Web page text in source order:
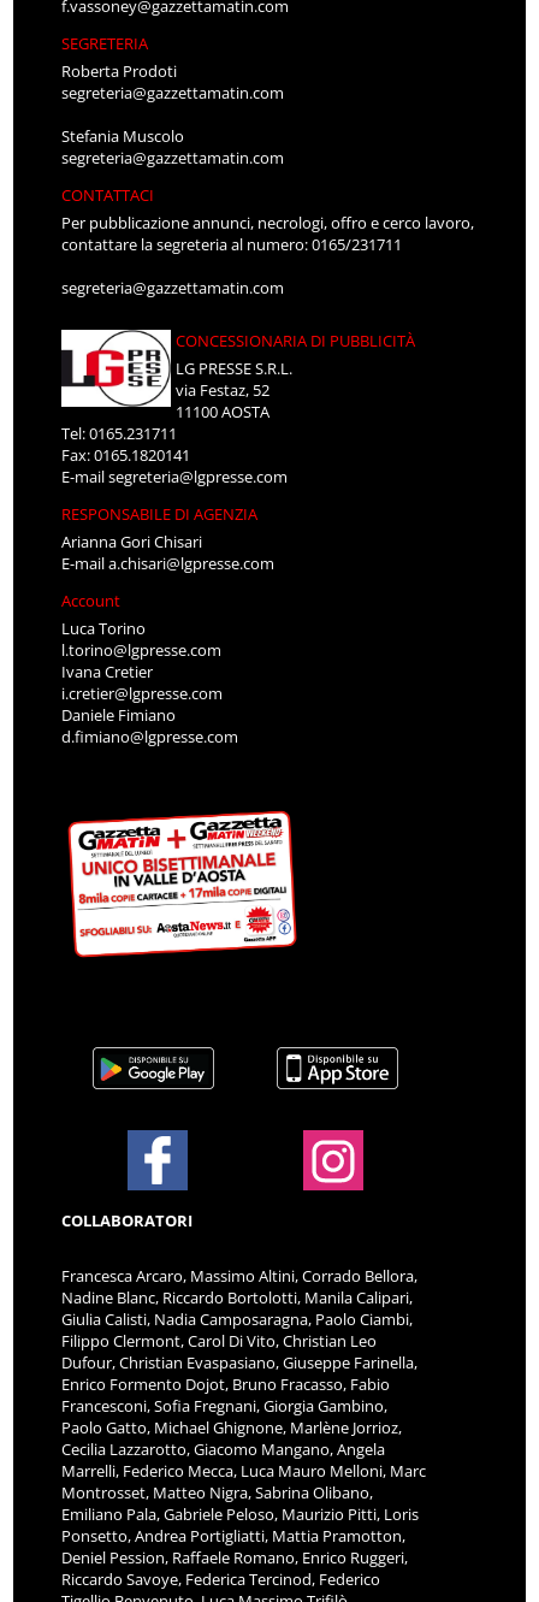
f.vassoney@gazzettamatin.com
SEGRETERIA
Roberta Prodoti
segreteria@gazzettamatin.com
Stefania Muscolo
segreteria@gazzettamatin.com
CONTATTACI
Per pubblicazione annunci, necrologi, offro e cerco lavoro,
contattare la segreteria al numero: 0165/231711
segreteria@gazzettamatin.com
CONCESSIONARIA DI PUBBLICITÀ
LG PRESSE S.R.L.
via Festaz, 52
11100 AOSTA
Tel: 0165.231711
Fax: 0165.1820141
E-mailsegreteria@lgpresse.com
RESPONSABILE DI AGENZIA
Arianna Gori Chisari
E-maila.chisari@lgpresse.com
Account
Luca Torino
l.torino@lgpresse.com
Ivana Cretier
i.cretier@lgpresse.com
Daniele Fimiano
d.fimiano@lgpresse.com
COLLABORATORI
Francesca Arcaro, Massimo Altini, Corrado Bellora,
Nadine Blanc, Riccardo Bortolotti, Manila Calipari,
Giulia Calisti, Nadia Camposaragna, Paolo Ciambi,
Filippo Clermont, Carol Di Vito, Christian Leo
Dufour, Christian Evaspasiano, Giuseppe Farinella,
Enrico Formento Dojot, Bruno Fracasso, Fabio
Francesconi, Sofia Fregnani, Giorgia Gambino,
Paolo Gatto, Michael Ghignone, Marlène Jorrioz,
Cecilia Lazzarotto, Giacomo Mangano, Angela
Marrelli, Federico Mecca, Luca Mauro Melloni, Marc
Montrosset, Matteo Nigra, Sabrina Olibano,
Emiliano Pala, Gabriele Peloso, Maurizio Pitti, Loris
Ponsetto, Andrea Portigliatti, Mattia Pramotton,
Deniel Pession, Raffaele Romano, Enrico Ruggeri,
Riccardo Savoye, Federica Tercinod, Federico